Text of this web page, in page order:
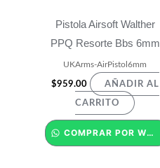
Pistola Airsoft Walther
PPQ Resorte Bbs 6mm
UKArms-AirPistol6mm
$959.00 AÑADIR AL
CARRITO
COMPRAR POR WHATSAPP